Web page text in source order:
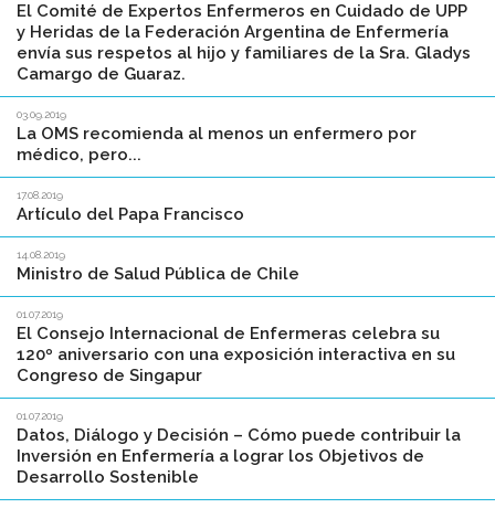
El Comité de Expertos Enfermeros en Cuidado de UPP
y Heridas de la Federación Argentina de Enfermería
envía sus respetos al hijo y familiares de la Sra. Gladys
Camargo de Guaraz.
03.09.2019
La OMS recomienda al menos un enfermero por
médico, pero...
17.08.2019
Artículo del Papa Francisco
14.08.2019
Ministro de Salud Pública de Chile
01.07.2019
El Consejo Internacional de Enfermeras celebra su
120º aniversario con una exposición interactiva en su
Congreso de Singapur
01.07.2019
Datos, Diálogo y Decisión – Cómo puede contribuir la
Inversión en Enfermería a lograr los Objetivos de
Desarrollo Sostenible